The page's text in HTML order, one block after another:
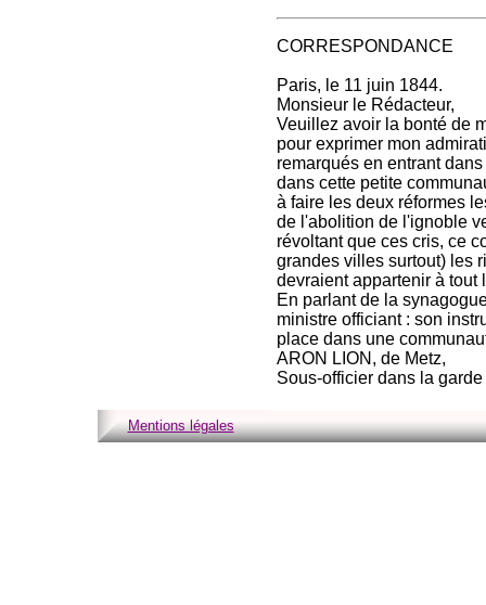
CORRESPONDANCE
Paris, le 11 juin 1844.
Monsieur le Rédacteur,
Veuillez avoir la bonté de
pour exprimer mon
remarqués en entrant
dans cette petite
à faire les deux réformes
de l'abolition de l'ignoble
révoltant que ces cris, ce
grandes villes surtout) les
devraient appartenir à tout
En parlant de la
ministre officiant : son
place dans une
ARON LION, de Metz,
Sous-officier dans la
Mentions légales